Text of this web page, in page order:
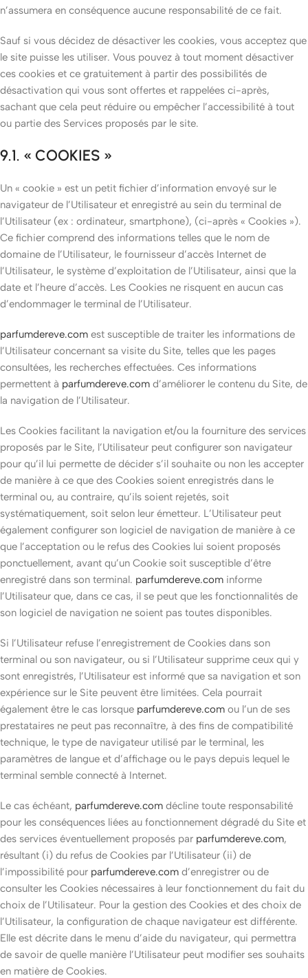
n’assumera en conséquence aucune responsabilité de ce fait.
Sauf si vous décidez de désactiver les cookies, vous acceptez que
le site puisse les utiliser. Vous pouvez à tout moment désactiver
ces cookies et ce gratuitement à partir des possibilités de
désactivation qui vous sont offertes et rappelées ci-après,
sachant que cela peut réduire ou empêcher l’accessibilité à tout
ou partie des Services proposés par le site.
9.1. « COOKIES »
Un « cookie » est un petit fichier d’information envoyé sur le
navigateur de l’Utilisateur et enregistré au sein du terminal de
l’Utilisateur (ex : ordinateur, smartphone), (ci-après « Cookies »).
Ce fichier comprend des informations telles que le nom de
domaine de l’Utilisateur, le fournisseur d’accès Internet de
l’Utilisateur, le système d’exploitation de l’Utilisateur, ainsi que la
date et l’heure d’accès. Les Cookies ne risquent en aucun cas
d’endommager le terminal de l’Utilisateur.
parfumdereve.com est susceptible de traiter les informations de
l’Utilisateur concernant sa visite du Site, telles que les pages
consultées, les recherches effectuées. Ces informations
permettent à parfumdereve.com d’améliorer le contenu du Site, de
la navigation de l’Utilisateur.
Les Cookies facilitant la navigation et/ou la fourniture des services
proposés par le Site, l’Utilisateur peut configurer son navigateur
pour qu’il lui permette de décider s’il souhaite ou non les accepter
de manière à ce que des Cookies soient enregistrés dans le
terminal ou, au contraire, qu’ils soient rejetés, soit
systématiquement, soit selon leur émetteur. L’Utilisateur peut
également configurer son logiciel de navigation de manière à ce
que l’acceptation ou le refus des Cookies lui soient proposés
ponctuellement, avant qu’un Cookie soit susceptible d’être
enregistré dans son terminal. parfumdereve.com informe
l’Utilisateur que, dans ce cas, il se peut que les fonctionnalités de
son logiciel de navigation ne soient pas toutes disponibles.
Si l’Utilisateur refuse l’enregistrement de Cookies dans son
terminal ou son navigateur, ou si l’Utilisateur supprime ceux qui y
sont enregistrés, l’Utilisateur est informé que sa navigation et son
expérience sur le Site peuvent être limitées. Cela pourrait
également être le cas lorsque parfumdereve.com ou l’un de ses
prestataires ne peut pas reconnaître, à des fins de compatibilité
technique, le type de navigateur utilisé par le terminal, les
paramètres de langue et d’affichage ou le pays depuis lequel le
terminal semble connecté à Internet.
Le cas échéant, parfumdereve.com décline toute responsabilité
pour les conséquences liées au fonctionnement dégradé du Site et
des services éventuellement proposés par parfumdereve.com,
résultant (i) du refus de Cookies par l’Utilisateur (ii) de
l’impossibilité pour parfumdereve.com d’enregistrer ou de
consulter les Cookies nécessaires à leur fonctionnement du fait du
choix de l’Utilisateur. Pour la gestion des Cookies et des choix de
l’Utilisateur, la configuration de chaque navigateur est différente.
Elle est décrite dans le menu d’aide du navigateur, qui permettra
de savoir de quelle manière l’Utilisateur peut modifier ses souhaits
en matière de Cookies.